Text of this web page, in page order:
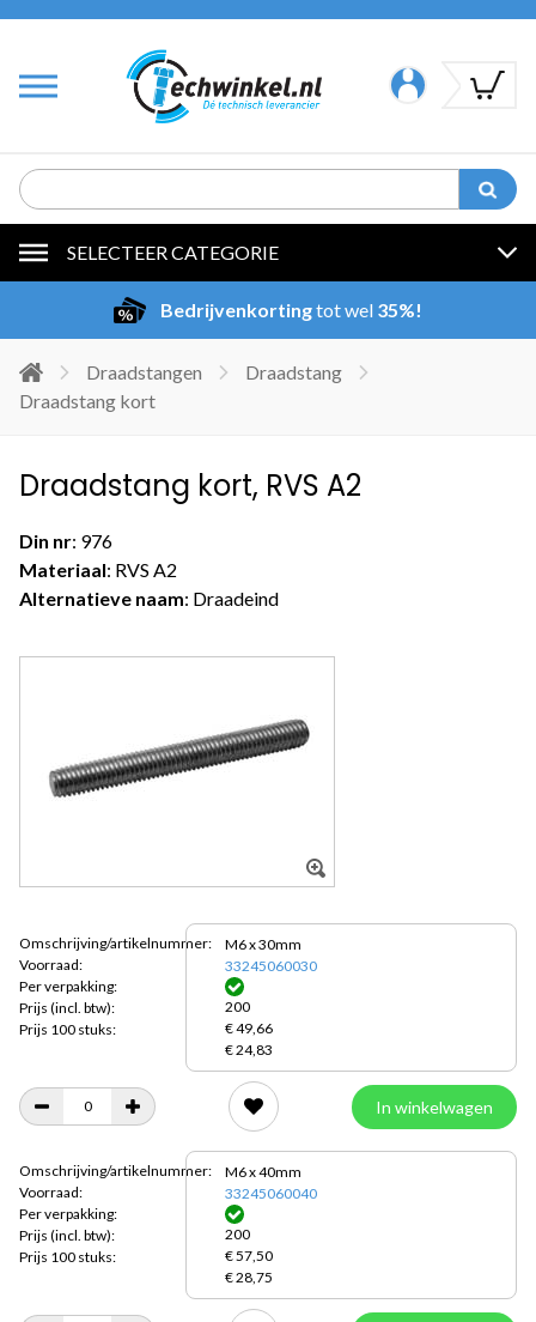
SELECTEER CATEGORIE
Bedrijvenkortingtot wel 35%!
Draadstangen
Draadstang
Draadstang kort
Draadstang kort, RVS A2
Din nr: 976
Materiaal: RVS A2
Alternatieve naam: Draadeind
Omschrijving/artikelnummer:
Voorraad:
Per verpakking:
Prijs (incl. btw):
Prijs 100 stuks:
M6 x 30mm
33245060030
200
€ 49,66
€ 24,83
In winkelwagen
Omschrijving/artikelnummer:
Voorraad:
Per verpakking:
Prijs (incl. btw):
Prijs 100 stuks:
M6 x 40mm
33245060040
200
€ 57,50
€ 28,75